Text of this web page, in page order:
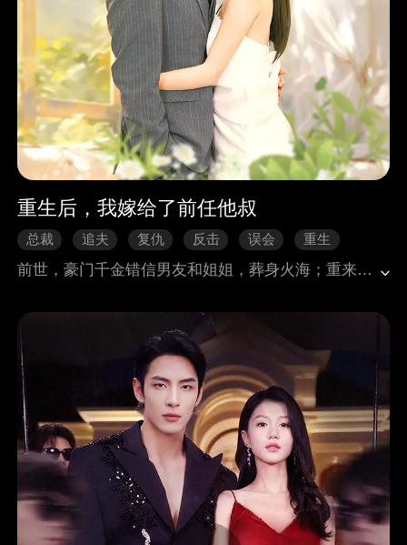
重生后，我嫁给了前任他叔
总裁 追夫 复仇 反击 误会 重生
前世，豪门千金错信男友和姐姐，葬身火海；重来一世，慕初言要让渣男贱女身败名裂，还要保护上辈子不顾一切冲进火海来救她的人。